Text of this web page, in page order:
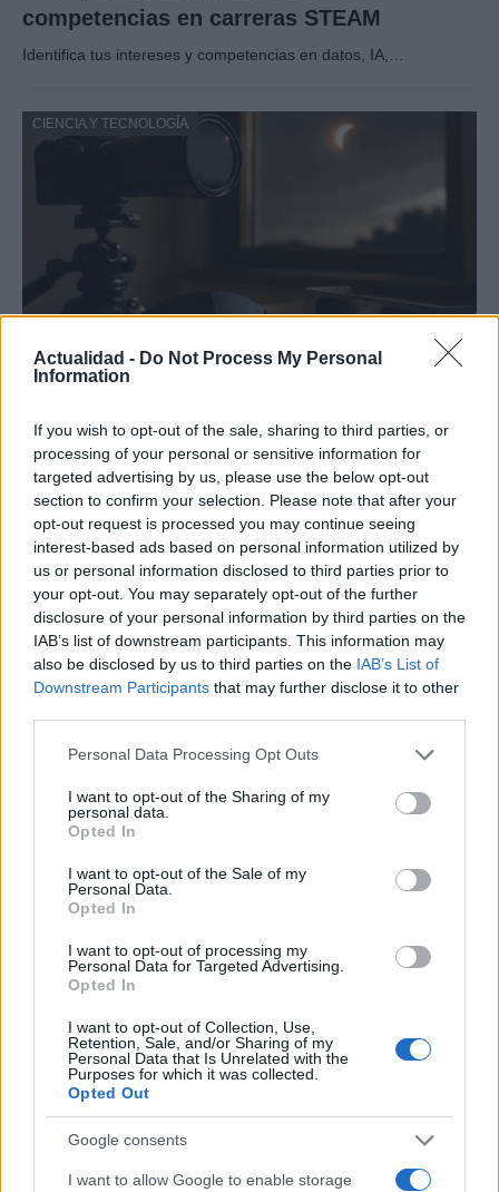
Actualidad - Do Not Process My Personal
Information
If you wish to opt-out of the sale, sharing to third parties, or
processing of your personal or sensitive information for
targeted advertising by us, please use the below opt-out
section to confirm your selection. Please note that after your
opt-out request is processed you may continue seeing
interest-based ads based on personal information utilized by
us or personal information disclosed to third parties prior to
your opt-out. You may separately opt-out of the further
disclosure of your personal information by third parties on the
IAB’s list of downstream participants. This information may
also be disclosed by us to third parties on the IAB’s List of
Downstream Participants that may further disclose it to other
Please note that this website/app uses one or more Google
not limited to your visit or usage behaviour. You may click to
grant or deny consent to Google and its third-party tags to
use your data for below specified purposes in below Google
consent section.
Personal Data Processing Opt Outs
I want to opt-out of the Sharing of my
personal data.
Opted In
I want to opt-out of the Sale of my
Personal Data.
Opted In
I want to opt-out of processing my
Personal Data for Targeted Advertising.
Opted In
I want to opt-out of Collection, Use,
Retention, Sale, and/or Sharing of my
Personal Data that Is Unrelated with the
Purposes for which it was collected.
Opted Out
Google consents
I want to allow Google to enable storage
competencias en carreras STEAM
Identifica tus intereses y competencias en datos, IA,…
CIENCIA Y TECNOLOGÍA
consejos para fotografiar eclipses solares
Un eclipse solar es un espectáculo natural que…
CIENCIA Y TECNOLOGÍA
Cómo elegir una carrera STEAM: perfiles
emergentes y competencias clave
Descubre cómo elegir la mejor opción en STEAM:…